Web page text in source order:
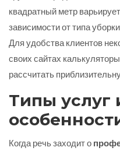
квадратный метр
зависимости от типа
Для удобства клиентов
своих сайтах
рассчитать
Типы услуг
Когда речь заходит о